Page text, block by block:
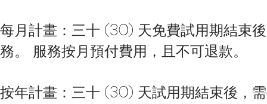
每月計畫：三十 (30) 天免費試用期結束
務。 服務按月預付費用，且不可退款。
按年計畫：三十 (30) 天試用期結束後，